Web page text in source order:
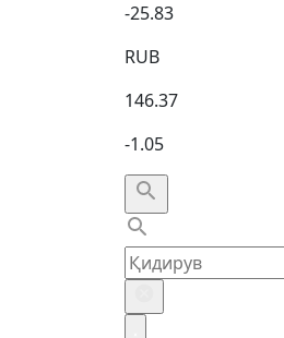
-25.83
RUB
146.37
-1.05